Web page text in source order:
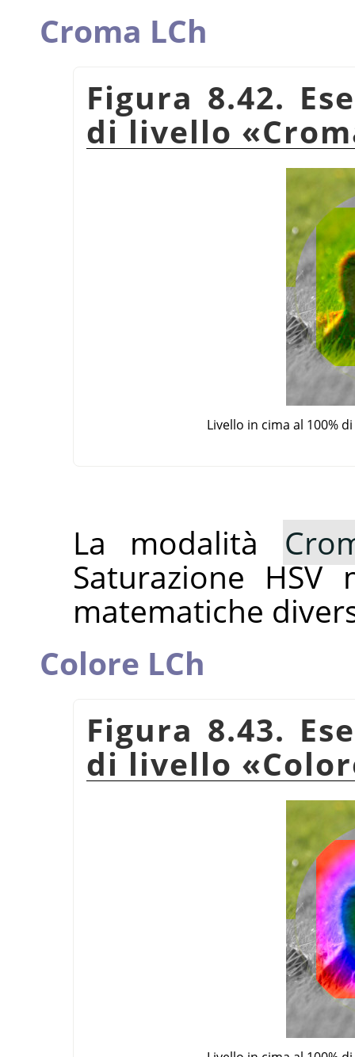
Croma LCh
Figura 8.42.
di livello «
Livello in cima al 100%
La modalità
Saturazione
matematiche
Colore LCh
Figura 8.43.
di livello «